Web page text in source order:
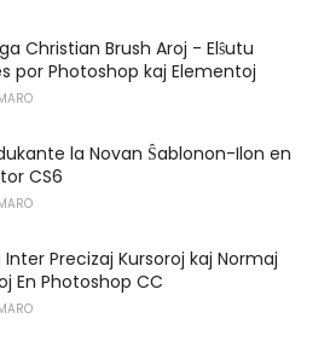
Christian Brush Aroj - Elŝutu
por Photoshop kaj Elementoj
la Novan Ŝablonon-Ilon en
CS6
Inter Precizaj Kursoroj kaj Normaj
En Photoshop CC